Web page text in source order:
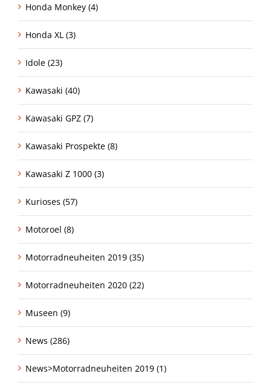
Honda Monkey (4)
Honda XL (3)
Idole (23)
Kawasaki (40)
Kawasaki GPZ (7)
Kawasaki Prospekte (8)
Kawasaki Z 1000 (3)
Kurioses (57)
Motoroel (8)
Motorradneuheiten 2019 (35)
Motorradneuheiten 2020 (22)
Museen (9)
News (286)
News>Motorradneuheiten 2019 (1)